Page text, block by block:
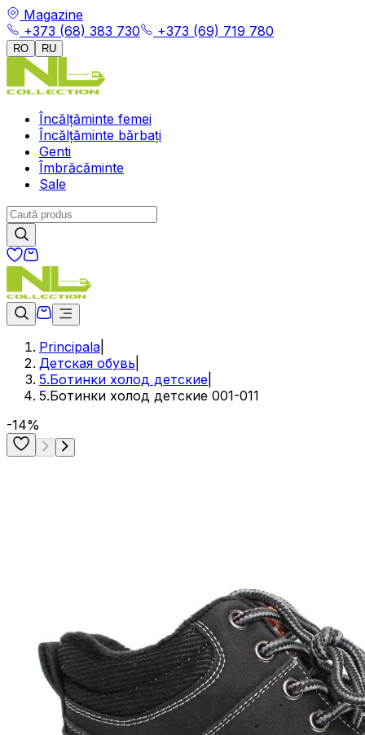
Magazine
+373 (68) 383 730
+373 (69) 719 780
RO RU
Încălțăminte femei
Încălțăminte bărbați
Genti
Îmbrăcăminte
Sale
Principala
Детская обувь
5.Ботинки холод детские
5.Ботинки холод детские 001-011
-14%